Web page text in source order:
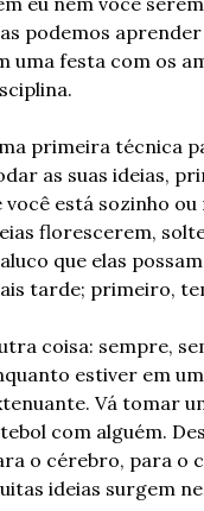
podemos
uma festa com os
primeira técnica
as suas ideias,
você está sozinho
florescerem,
que elas
tarde; primeiro,
coisa: sempre,
estiver em
Vá tomar
com alguém.
o cérebro, para o
ideias surgem